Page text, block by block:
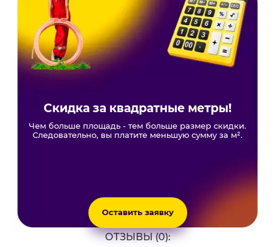
Скидка за квадратные метры!
Чем больше площадь - тем больше размер скидки.
Следовательно, вы платите меньшую сумму за м².
Оставить заявку
ОТЗЫВЫ (0):